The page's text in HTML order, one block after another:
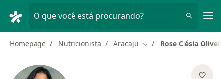
O que você está procurando?
Homepage Nutricionista Aracaju Mudar de cidade
Rose Clésia